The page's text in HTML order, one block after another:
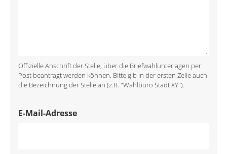
Offizielle Anschrift der Stelle, über die Briefwahlunterlagen per
Post beantragt werden können. Bitte gib in der ersten Zeile auch
die Bezeichnung der Stelle an (z.B. "Wahlbüro Stadt XY").
E-Mail-Adresse